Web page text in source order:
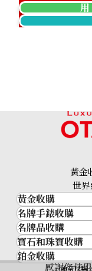
感謝您使
黃金
世
黃金收購
黃金･金條
金條
金幣及銀幣
過去十年黃金價
名牌手錶收購
名牌手錶收購
勞力士 (Rolex)
Patek Philippe
名牌品收購
名牌品收購
HERMES
寶石和珠寶收購
寶石和珠寶
鉑金收購
神奈川縣